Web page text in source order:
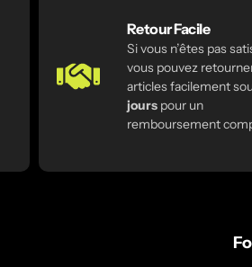
Retour Facile
Si vous n’êtes pas
vous pouvez
articles facilement
jourspour un
remboursement